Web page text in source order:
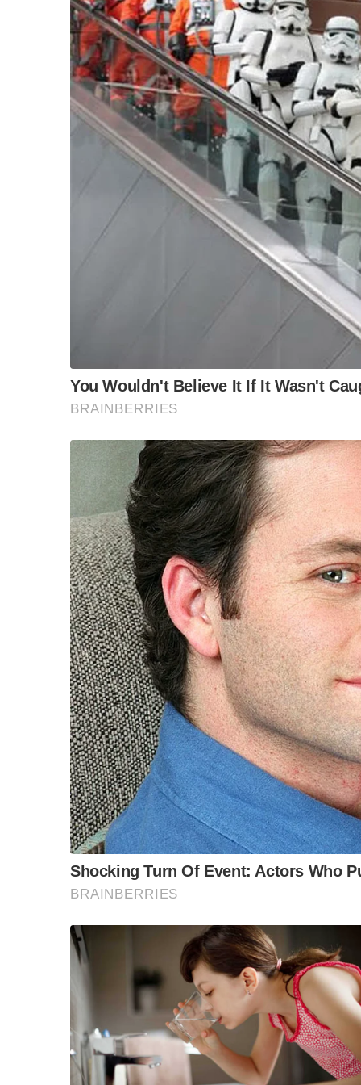
“วันวิชิต” ชี้ระบบเ
ล็อบบี้ทุกกลุ่ม ส่วน
ฐานเส้นเงิน ล็อกโ
ข้อสันนิษฐาน สร้
Impact ทา